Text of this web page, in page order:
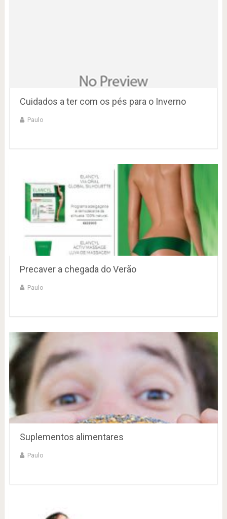
Cuidados a ter com os pés para o Inverno
Paulo
Precaver a chegada do Verão
Paulo
Suplementos alimentares
Paulo